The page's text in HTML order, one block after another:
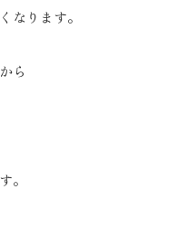
なります。
ら
。